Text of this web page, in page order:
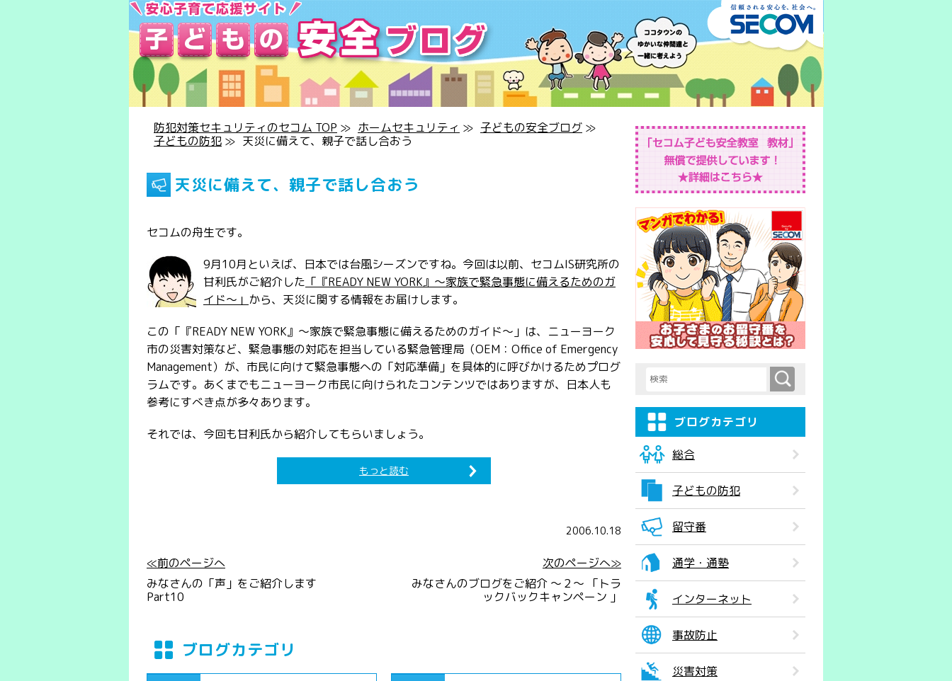
防犯対策セキュリティのセコム TOP ≫ ホームセキュリティ ≫ 子どもの安全ブログ ≫
子どもの防犯 ≫ 天災に備えて、親子で話し合おう
天災に備えて、親子で話し合おう
セコムの舟生です。
9月10月といえば、日本では台風シーズンですね。今回は以前、セコムIS研究所の
甘利氏がご紹介した 「『READY NEW YORK』～家族で緊急事態に備えるためのガ
イド～」 から、天災に関する情報をお届けします。
この「『READY NEW YORK』～家族で緊急事態に備えるためのガイド～」は、ニューヨーク
市の災害対策など、緊急事態の対応を担当している緊急管理局（OEM：Office of Emergency
Management）が、市民に向けて緊急事態への「対応準備」を具体的に呼びかけるためプログ
ラムです。あくまでもニューヨーク市民に向けられたコンテンツではありますが、日本人も
参考にすべき点が多々あります。
それでは、今回も甘利氏から紹介してもらいましょう。
もっと読む
2006.10.18
≪前のページへ
次のページへ≫
みなさんの「声」をご紹介します
Part10
みなさんのブログをご紹介 ～２～ 「トラ
ックバックキャンペーン 」
ブログカテゴリ
検索キーワード入力 検索
ブログカテゴリ
総合
子どもの防犯
留守番
通学・通塾
インターネット
事故防止
災害対策